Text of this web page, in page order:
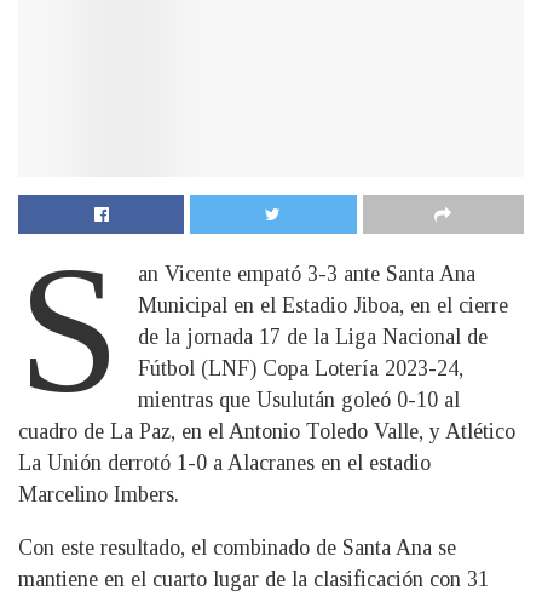
S
an Vicente empató 3-3 ante Santa Ana
Municipal en el Estadio Jiboa, en el cierre
de la jornada 17 de la Liga Nacional de
Fútbol (LNF) Copa Lotería 2023-24,
mientras que Usulután goleó 0-10 al
cuadro de La Paz, en el Antonio Toledo Valle, y Atlético
La Unión derrotó 1-0 a Alacranes en el estadio
Marcelino Imbers.
Con este resultado, el combinado de Santa Ana se
mantiene en el cuarto lugar de la clasificación con 31